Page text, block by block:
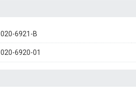
020-6921-B
020-6920-01